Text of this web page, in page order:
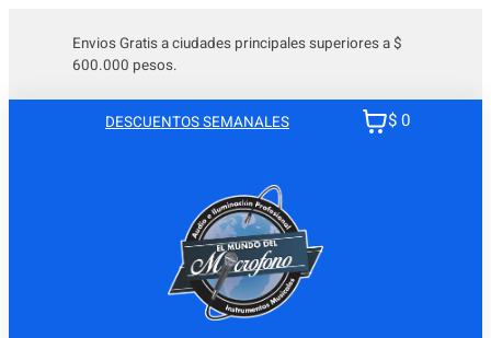
contenido
Envios Gratis a ciudades principales superiores a $
600.000 pesos.
DESCUENTOS SEMANALES $ 0